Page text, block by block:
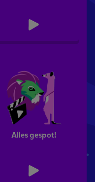
Alles gespot!